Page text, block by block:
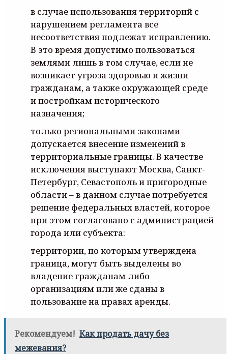
в случае использования территорий с
нарушением регламента все
несоответствия подлежат исправлению.
В это время допустимо пользоваться
землями лишь в том случае, если не
возникает угроза здоровью и жизни
гражданам, а также окружающей среде
и постройкам исторического
назначения;
только региональными законами
допускается внесение изменений в
территориальные границы. В качестве
исключения выступают Москва, Санкт-
Петербург, Севастополь и пригородные
области – в данном случае потребуется
решение федеральных властей, которое
при этом согласовано с администрацией
города или субъекта:
территории, по которым утверждена
граница, могут быть выделены во
владение гражданам либо
организациям или же сданы в
пользование на правах аренды.
Рекомендуем! Как продать дачу без
межевания?